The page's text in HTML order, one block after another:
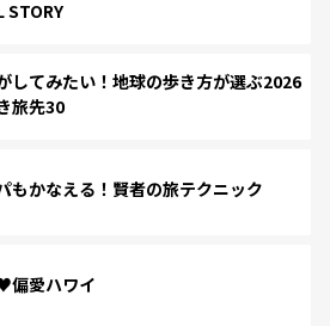
STORY
してみたい！地球の歩き方が選ぶ2026
旅先30
もかなえる！賢者の旅テクニック
偏愛ハワイ